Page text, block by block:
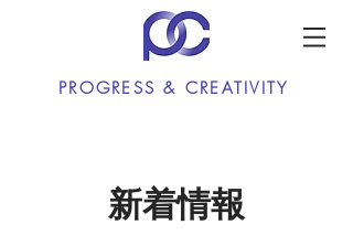
PROGRESS & CREATIVITY
新着情報